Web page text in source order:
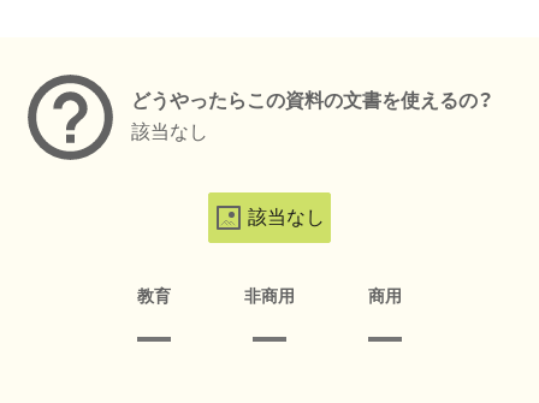
どうやったらこの資料の文書を使えるの？
該当なし
該当なし
教育 非商用 商用